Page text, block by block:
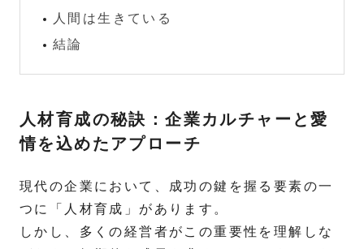
人間は生きている
結論
人材育成の秘訣：企業カルチャーと愛
情を込めたアプローチ
現代の企業において、成功の鍵を握る要素の一
つに「人材育成」があります。
しかし、多くの経営者がこの重要性を理解しな